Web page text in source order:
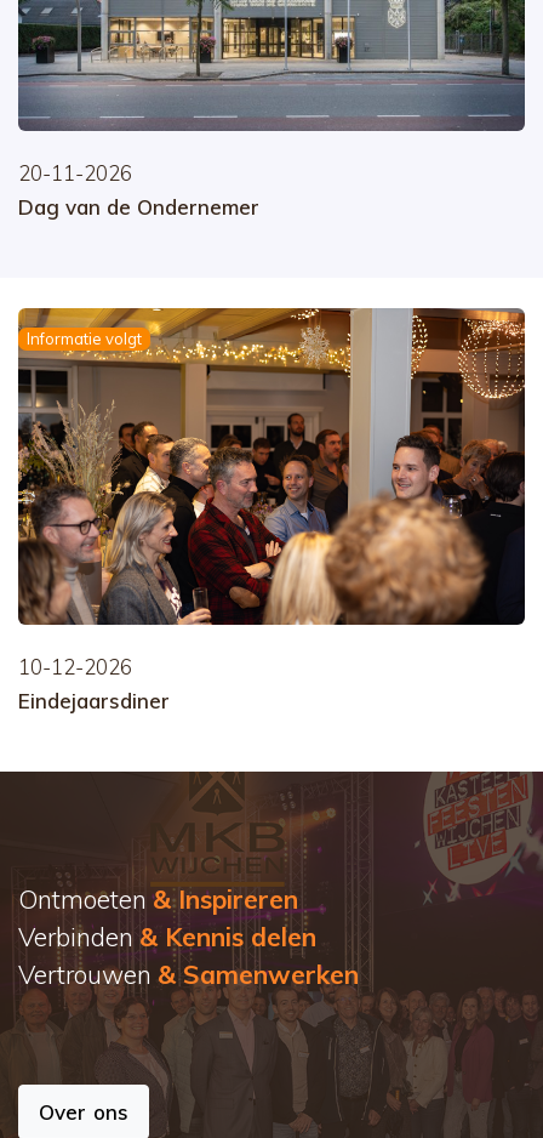
20-11-2026
Dag van de Ondernemer
Informatie volgt
10-12-2026
Eindejaarsdiner
Ontmoeten & Inspireren
Verbinden & Kennis delen
Vertrouwen & Samenwerken
Over ons